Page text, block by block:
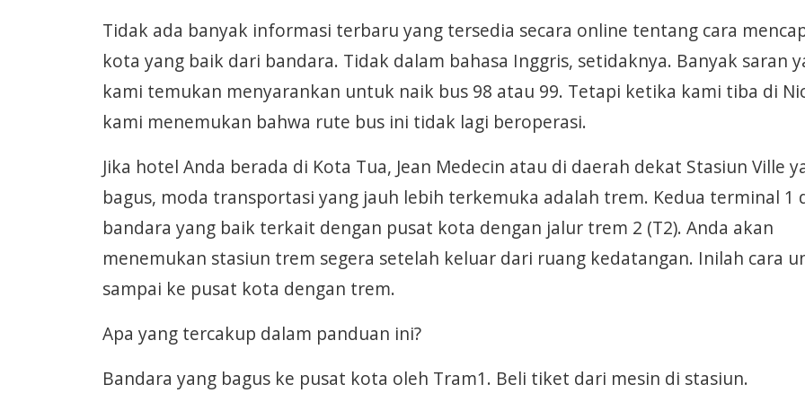
Tidak ada banyak informasi terbaru yang tersedia secara online tentang cara
kota yang baik dari bandara. Tidak dalam bahasa Inggris, setidaknya. Banyak saran
kami temukan menyarankan untuk naik bus 98 atau 99. Tetapi ketika kami tiba di
kami menemukan bahwa rute bus ini tidak lagi beroperasi.
Jika hotel Anda berada di Kota Tua, Jean Medecin atau di daerah dekat Stasiun Ville
bagus, moda transportasi yang jauh lebih terkemuka adalah trem. Kedua terminal 1
bandara yang baik terkait dengan pusat kota dengan jalur trem 2 (T2). Anda akan
menemukan stasiun trem segera setelah keluar dari ruang kedatangan. Inilah cara
sampai ke pusat kota dengan trem.
Apa yang tercakup dalam panduan ini?
Bandara yang bagus ke pusat kota oleh Tram1. Beli tiket dari mesin di stasiun.